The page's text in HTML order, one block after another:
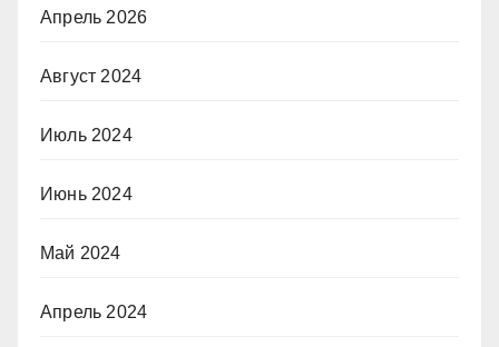
Апрель 2026
Август 2024
Июль 2024
Июнь 2024
Май 2024
Апрель 2024